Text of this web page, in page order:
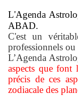
L'Agenda
ABAD.
C'est un
professionnels ou
L’Agenda
aspects que font
précis de ces
zodiacale des